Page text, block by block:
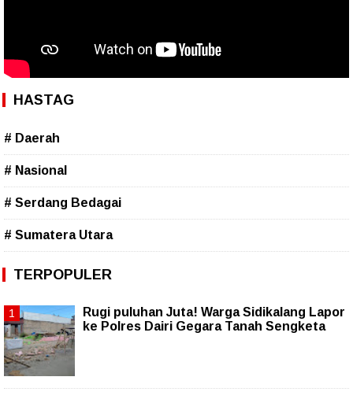
HASTAG
# Daerah
# Nasional
# Serdang Bedagai
# Sumatera Utara
TERPOPULER
Rugi puluhan Juta! Warga Sidikalang Lapor
ke Polres Dairi Gegara Tanah Sengketa